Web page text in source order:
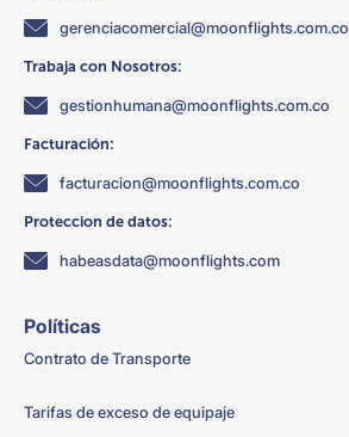
gerenciacomercial@moonflights.com.co
Trabaja con Nosotros:
gestionhumana@moonflights.com.co
Facturación:
facturacion@moonflights.com.co
Proteccion de datos:
habeasdata@moonflights.com
Políticas
Contrato de Transporte
Tarifas de exceso de equipaje